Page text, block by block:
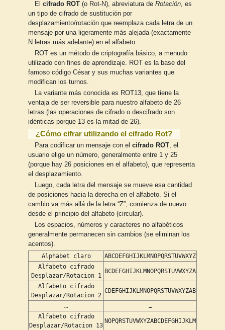
El cifrado ROT(o Rot-N), abreviatura de Rotación, es
un tipo de cifrado de sustitución por
desplazamiento/rotación que reemplaza cada letra de un
mensaje por una ligeramente más alejada (exactamente
N letras más adelante) en el alfabeto.
ROT es un método de criptografía básico, a menudo
utilizado con fines de aprendizaje. ROT es la base del
famoso código César y sus muchas variantes que
modifican los turnos.
La variante más conocida es ROT13, que tiene la
ventaja de ser reversible para nuestro alfabeto de 26
letras (las operaciones de cifrado o descifrado son
idénticas porque 13 es la mitad de 26).
¿Cómo cifrar utilizando el cifrado Rot?
Para codificar un mensaje con el cifrado ROT, el
usuario elige un número, generalmente entre 1 y 25
(porque hay 26 posiciones en el alfabeto), que representa
el desplazamiento.
Luego, cada letra del mensaje se mueve esa cantidad
de posiciones hacia la derecha en el alfabeto. Si el
cambio va más allá de la letra “Z”, comienza de nuevo
desde el principio del alfabeto (circular).
Los espacios, números y caracteres no alfabéticos
generalmente permanecen sin cambios (se eliminan los
acentos).
Alphabet claro
ABCDEFGHIJKLMNOPQRSTUVWXYZ
Alfabeto cifrado
Desplazar/Rotacion 1
BCDEFGHIJKLMNOPQRSTUVWXYZA
Alfabeto cifrado
Desplazar/Rotacion 2
CDEFGHIJKLMNOPQRSTUVWXYZAB
…
…
Alfabeto cifrado
Desplazar/Rotacion 13
NOPQRSTUVWXYZABCDEFGHIJKLM